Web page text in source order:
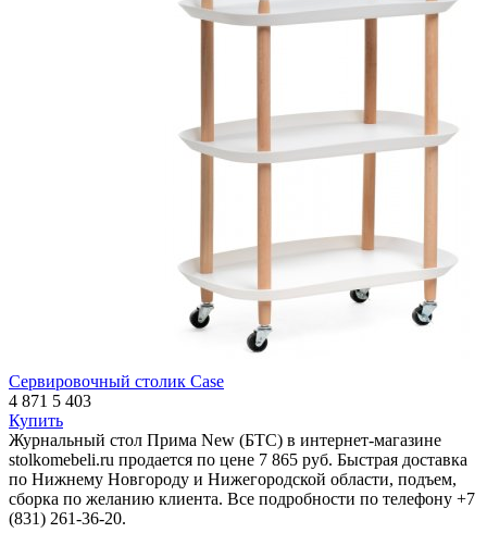
Сервировочный столик Case
4 871 5 403
Купить
Журнальный стол Прима New (БТС) в интернет-магазине
stolkomebeli.ru продается по цене 7 865 руб. Быстрая доставка
по Нижнему Новгороду и Нижегородской области, подъем,
сборка по желанию клиента. Все подробности по телефону +7
(831) 261-36-20.